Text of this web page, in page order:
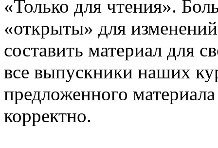
«Только для чтения».
«открыты» для
составить материал для
все выпускники наших
предложенного
корректно.